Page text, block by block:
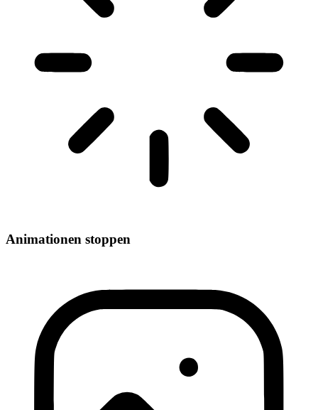
Animationen stoppen